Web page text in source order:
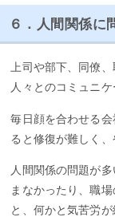
６．人間関係に
上司や部下、同僚
人々とのコミュニケ
毎日顔を合わせる
ると修復が難しく、
人間関係の問題が
まなかったり、職
と、何かと気苦労が